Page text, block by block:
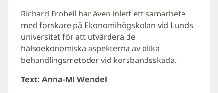
Richard Frobell har även inlett ett samarbete
med forskare på Ekonomihögskolan vid Lunds
universitet för att utvärdera de
hälsoekonomiska aspekterna av olika
behandlingsmetoder vid korsbandsskada.
Text: Anna-Mi Wendel